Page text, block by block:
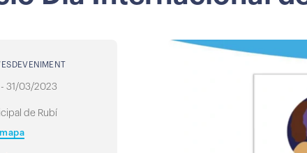
31/03/2023
de Rubí